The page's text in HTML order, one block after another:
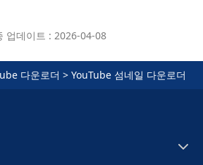
업데이트 : 2026-04-08
다운로더 > YouTube 섬네일 다운로더